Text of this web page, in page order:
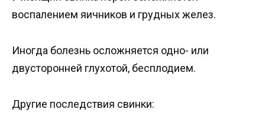
воспалением яичников и грудных желез.
Иногда болезнь осложняется одно- или
двусторонней глухотой, бесплодием.
Другие последствия свинки: